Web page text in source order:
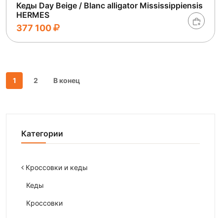
Кеды Day Beige / Blanc alligator Mississippiensis
HERMES
377 100
1 2 В конец
Категории
Кроссовки и кеды
Кеды
Кроссовки